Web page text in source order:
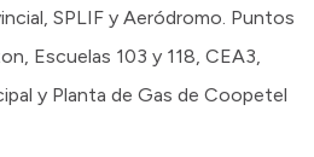
SPLIF y Aeródromo. Puntos
Escuelas 103 y 118, CEA3,
y Planta de Gas de Coopetel